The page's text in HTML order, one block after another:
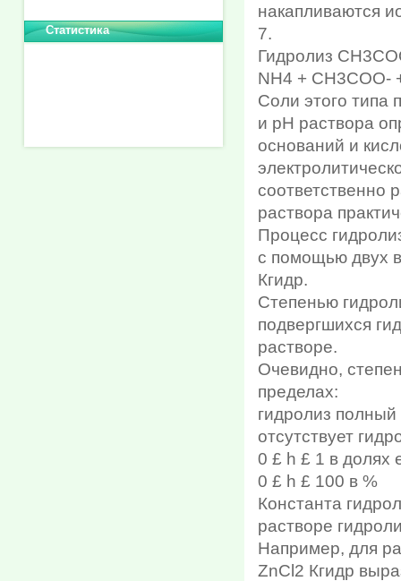
Статистика
накапливаются
7.
Гидролиз
NH4 + CH3COO-
Соли этого типа
и рН раствора
оснований и
соответственно
раствора
Процесс
с помощью двух
Кгидр.
Степенью
подвергшихся
растворе.
Очевидно,
пределах:
гидролиз полный
отсутствует
0 £ h £ 1 в долях
0 £ h £ 100 в %
Константа
растворе
Например, для
ZnCl2 Кгидр